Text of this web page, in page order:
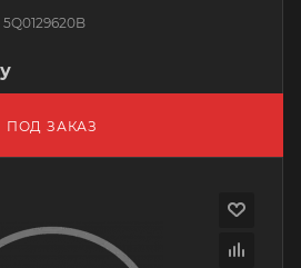
5Q0129620B
ПОД ЗАКАЗ